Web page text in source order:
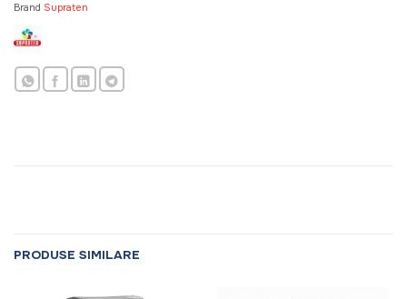
Brand Supraten
PRODUSE SIMILARE